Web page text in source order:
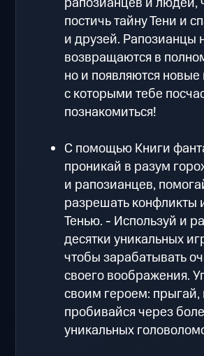
постичь тайну Тени и
и друзей. Рапозианцы
возвращаются в
но и появляются
с которыми тебе
познакомиться!
С помощью Книги
проникай в разум
и рапозианцев,
разрешать конфликты
Тенью. - Используй и
десятки уникальных
чтобы зарабатывать
своего воображения.
своим героем: прыгай,
пробивайся через
уникальных